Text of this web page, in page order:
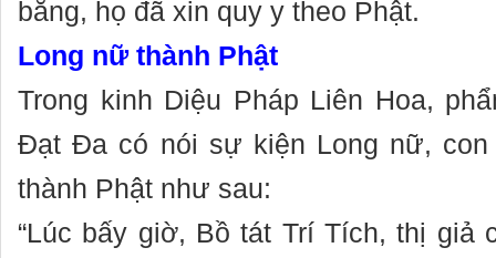
bằng, họ đã xin quy y theo Phật.
Long nữ thành Phật
Trong kinh Diệu Pháp Liên Hoa,
Đạt Đa có nói sự kiện Long nữ, con
thành Phật như sau:
“Lúc bấy giờ, Bồ tát Trí Tích, thị giả